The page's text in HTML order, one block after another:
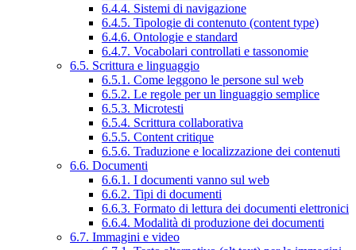
6.4.4. Sistemi di navigazione
6.4.5. Tipologie di contenuto (content type)
6.4.6. Ontologie e standard
6.4.7. Vocabolari controllati e tassonomie
6.5. Scrittura e linguaggio
6.5.1. Come leggono le persone sul web
6.5.2. Le regole per un linguaggio semplice
6.5.3. Microtesti
6.5.4. Scrittura collaborativa
6.5.5. Content critique
6.5.6. Traduzione e localizzazione dei contenuti
6.6. Documenti
6.6.1. I documenti vanno sul web
6.6.2. Tipi di documenti
6.6.3. Formato di lettura dei documenti elettronici
6.6.4. Modalità di produzione dei documenti
6.7. Immagini e video